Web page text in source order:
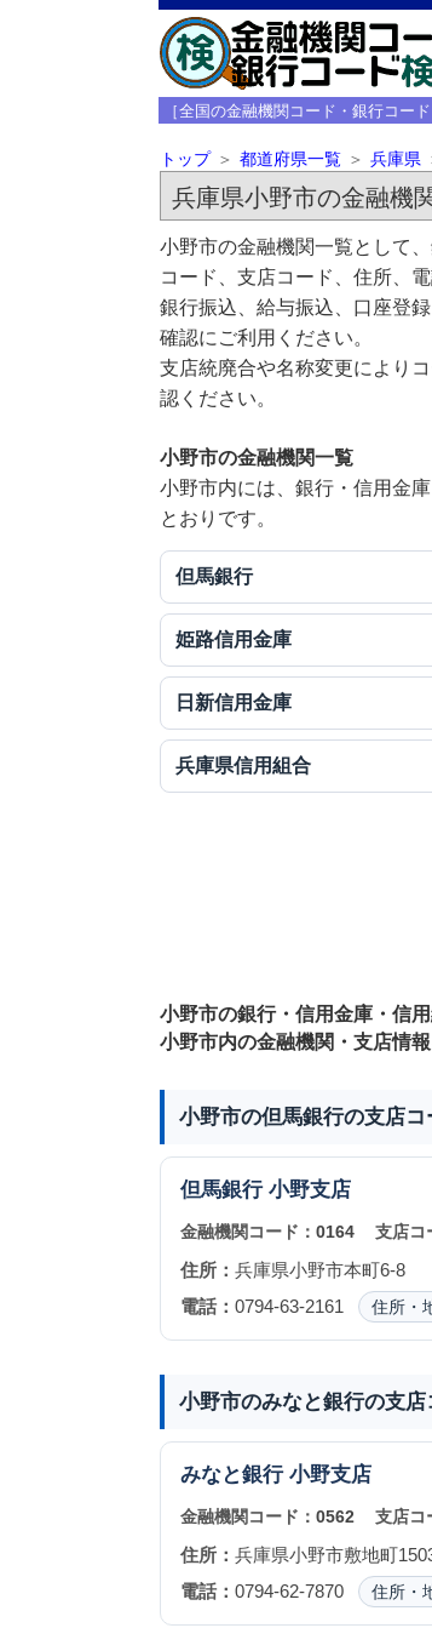
［全国の金融機関コード・銀行コー
トップ 都道府県一覧 兵庫県
兵庫県小野市の金融機
小野市の金融機関一覧として
コード、支店コード、住所、
銀行振込、給与振込、口座登
確認にご利用ください。
支店統廃合や名称変更により
認ください。
小野市の金融機関一覧
小野市内には、銀行・信用金
とおりです。
但馬銀行
姫路信用金庫
日新信用金庫
兵庫県信用組合
小野市の銀行・信用金庫・信
小野市内の金融機関・支店情
小野市の但馬銀行の支店コ
但馬銀行 小野支店
金融機関コード： 0164 支店コ
住所： 兵庫県小野市本町6-8
電話： 0794-63-2161 住所・
小野市のみなと銀行の支店
みなと銀行 小野支店
金融機関コード： 0562 支店コ
住所： 兵庫県小野市敷地町
電話： 0794-62-7870 住所・